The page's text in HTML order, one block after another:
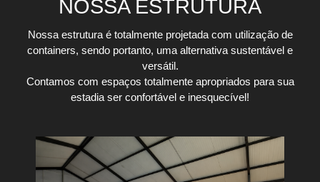
NOSSA ESTRUTURA
Nossa estrutura é totalmente projetada com utilização de
containers, sendo portanto, uma alternativa sustentável e
versátil.
Contamos com espaços totalmente apropriados para sua
estadia ser confortável e inesquecível!